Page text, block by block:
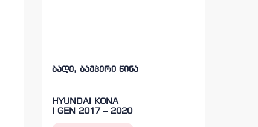
ბადე, ბამპერი წინა
HYUNDAI KONA
I GEN 2017 – 2020